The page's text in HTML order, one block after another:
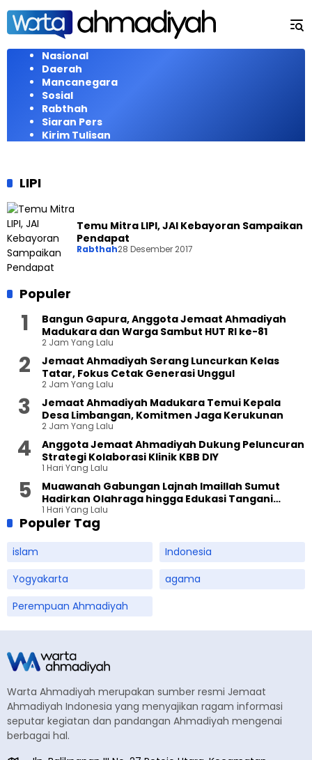
Langsung
konten
Nasional
Daerah
Mancanegara
Sosial
Rabthah
Siaran Pers
Kirim Tulisan
LIPI
Temu Mitra LIPI, JAI Kebayoran Sampaikan
Pendapat
Rabthah28 Desember 2017
Populer
Bangun Gapura, Anggota Jemaat Ahmadiyah
Madukara dan Warga Sambut HUT RI ke-81
2 Jam Yang Lalu
Jemaat Ahmadiyah Serang Luncurkan Kelas
Tatar, Fokus Cetak Generasi Unggul
2 Jam Yang Lalu
Jemaat Ahmadiyah Madukara Temui Kepala
Desa Limbangan, Komitmen Jaga Kerukunan
2 Jam Yang Lalu
Anggota Jemaat Ahmadiyah Dukung Peluncuran
Strategi Kolaborasi Klinik KBB DIY
1 Hari Yang Lalu
Muawanah Gabungan Lajnah Imaillah Sumut
Hadirkan Olahraga hingga Edukasi Tangani
Sampah
1 Hari Yang Lalu
Populer Tag
islam
Indonesia
Yogyakarta
agama
Perempuan Ahmadiyah
Warta Ahmadiyah merupakan sumber resmi Jemaat
Ahmadiyah Indonesia yang menyajikan ragam informasi
seputar kegiatan dan pandangan Ahmadiyah mengenai
berbagai hal.